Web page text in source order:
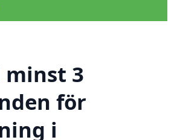
minst 3
för
i